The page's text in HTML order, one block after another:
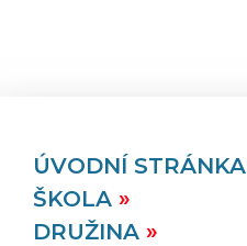
ÚVODNÍ STRÁNKA
ŠKOLA
DRUŽINA